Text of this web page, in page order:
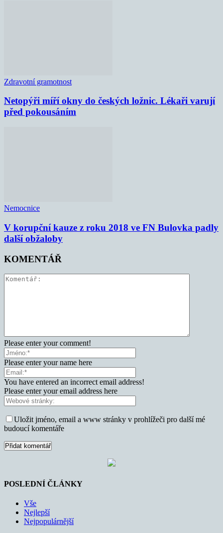
Zdravotní gramotnost
Netopýři míří okny do českých ložnic. Lékaři varují
před pokousáním
Nemocnice
V korupční kauze z roku 2018 ve FN Bulovka padly
další obžaloby
KOMENTÁŘ
Please enter your comment!
Please enter your name here
You have entered an incorrect email address!
Please enter your email address here
Uložit jméno, email a www stránky v prohlížeči pro další mé
budoucí komentáře
POSLEDNÍ ČLÁNKY
Vše
Nejlepší
Nejpopulárnější